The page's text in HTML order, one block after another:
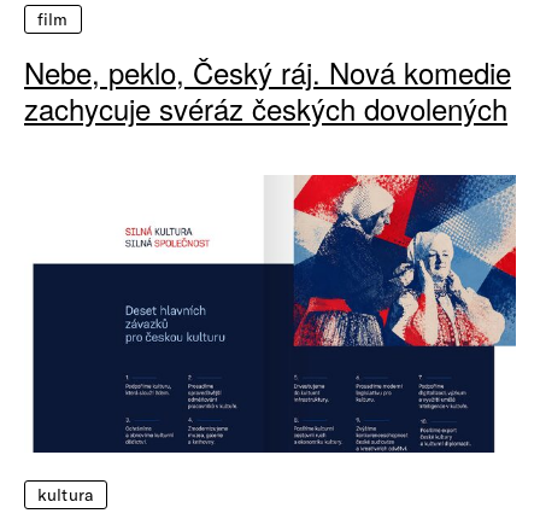
film
Nebe, peklo, Český ráj. Nová komedie
zachycuje svéráz českých dovolených
kultura